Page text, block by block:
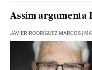
Assim argumenta
JAVIER RODRÍGUEZ MARCOS |